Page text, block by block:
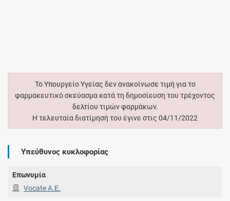
Το Υπουργείο Υγείας δεν ανακοίνωσε τιμή για το
φαρμακευτικό σκεύασμα κατά τη δημοσίευση του τρέχοντος
δελτίου τιμών φαρμάκων.
Η τελευταία διατίμησή του έγινε στις 04/11/2022
Υπεύθυνος κυκλοφορίας
Επωνυμία
Vocate Α.Ε.